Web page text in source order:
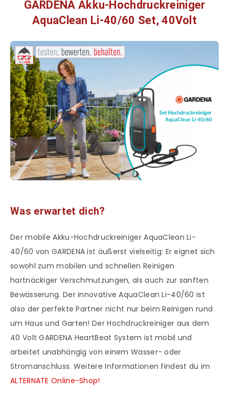
GARDENA Akku-Hochdruckreiniger
AquaClean Li-40/60 Set, 40Volt
Was erwartet dich?
Der mobile Akku-Hochdruckreiniger AquaClean Li-
40/60 von GARDENA ist äußerst vielseitig: Er eignet sich
sowohl zum mobilen und schnellen Reinigen
hartnäckiger Verschmutzungen, als auch zur sanften
Bewässerung. Der innovative AquaClean Li-40/60 ist
also der perfekte Partner nicht nur beim Reinigen rund
um Haus und Garten! Der Hochdruckreiniger aus dem
40 Volt GARDENA HeartBeat System ist mobil und
arbeitet unabhängig von einem Wasser- oder
Stromanschluss. Weitere Informationen findest du im
ALTERNATE Online-Shop!